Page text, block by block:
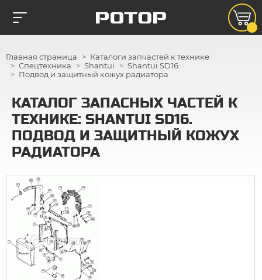
Главная страница
Каталоги запчастей к технике
Спецтехника
Shantui
Shantui SD16
Подвод и защитный кожух радиатора
КАТАЛОГ ЗАПАСНЫХ ЧАСТЕЙ К
ТЕХНИКЕ: SHANTUI SD16.
ПОДВОД И ЗАЩИТНЫЙ КОЖУХ
РАДИАТОРА
2
3
4
5
6
7
9
10
11
12
13
14
15
16
17
18
19 20
21
22
23
24
25
26
27
28
29
30
38
39
39
39
40
40
40
41
41
41
43
43
44
45
46
47
48
49